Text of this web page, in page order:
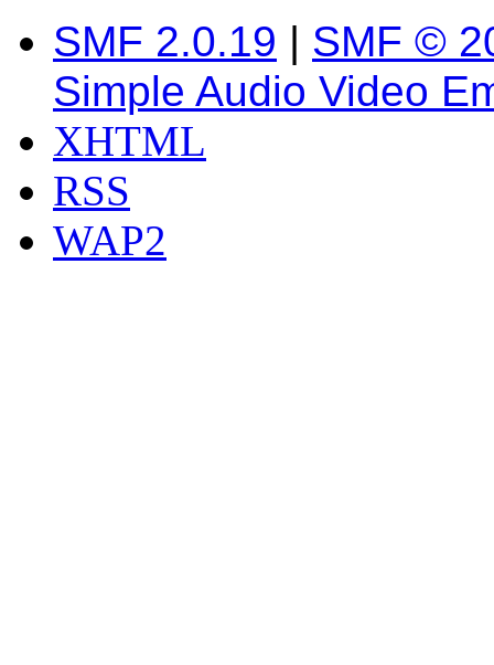
SMF 2.0.19 | SMF ©
Simple Audio Video
XHTML
RSS
WAP2